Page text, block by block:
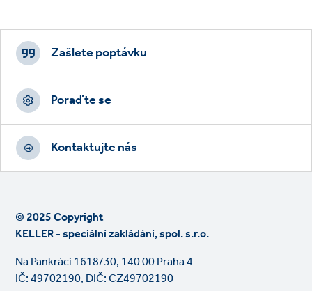
Footer
CTAs
Zašlete poptávku
Poraďte se
Kontaktujte nás
© 2025 Copyright
KELLER - speciální zakládání, spol. s.r.o.
Na Pankráci 1618/30, 140 00 Praha 4
IČ: 49702190, DIČ: CZ49702190